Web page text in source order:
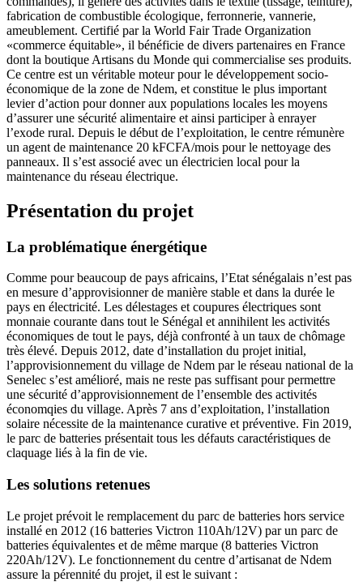
fabrication de combustible écologique, ferronnerie, vannerie,
ameublement. Certifié par la World Fair Trade Organization
«commerce équitable», il bénéficie de divers partenaires en France
dont la boutique Artisans du Monde qui commercialise ses produits.
Ce centre est un véritable moteur pour le développement socio-
économique de la zone de Ndem, et constitue le plus important
levier d’action pour donner aux populations locales les moyens
d’assurer une sécurité alimentaire et ainsi participer à enrayer
l’exode rural. Depuis le début de l’exploitation, le centre rémunère
un agent de maintenance 20 kFCFA/mois pour le nettoyage des
panneaux. Il s’est associé avec un électricien local pour la
maintenance du réseau électrique.
Présentation du projet
La problématique énergétique
Comme pour beaucoup de pays africains, l’Etat sénégalais n’est pas
en mesure d’approvisionner de manière stable et dans la durée le
pays en électricité. Les délestages et coupures électriques sont
monnaie courante dans tout le Sénégal et annihilent les activités
économiques de tout le pays, déjà confronté à un taux de chômage
très élevé. Depuis 2012, date d’installation du projet initial,
l’approvisionnement du village de Ndem par le réseau national de la
Senelec s’est amélioré, mais ne reste pas suffisant pour permettre
une sécurité d’approvisionnement de l’ensemble des activités
économqies du village. Après 7 ans d’exploitation, l’installation
solaire nécessite de la maintenance curative et préventive. Fin 2019,
le parc de batteries présentait tous les défauts caractéristiques de
claquage liés à la fin de vie.
Les solutions retenues
Le projet prévoit le remplacement du parc de batteries hors service
installé en 2012 (16 batteries Victron 110Ah/12V) par un parc de
batteries équivalentes et de même marque (8 batteries Victron
220Ah/12V). Le fonctionnement du centre d’artisanat de Ndem
assure la pérennité du projet, il est le suivant :